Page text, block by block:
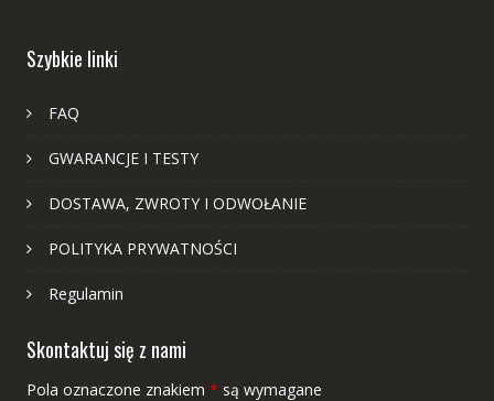
Szybkie linki
FAQ
GWARANCJE I TESTY
DOSTAWA, ZWROTY I ODWOŁANIE
POLITYKA PRYWATNOŚCI
Regulamin
Skontaktuj się z nami
Pola oznaczone znakiem * są wymagane